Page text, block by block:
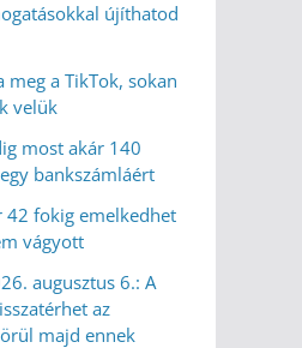
újíthatod
a TikTok, sokan
velük
most akár 140
bankszámláért
42 fokig emelkedhet
vágyott
augusztus 6.: A
az
majd ennek